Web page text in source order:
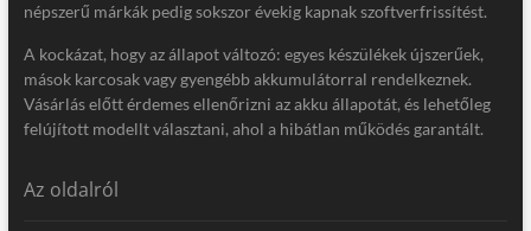
népszerű márkák pedig sokszor évekig kapnak szoftverfrissítést.
A kockázat, hogy az állapot változó: egyes készülékek újszerűek,
mások karcosak vagy gyengébb akkumulátorral rendelkeznek.
Vásárlás előtt érdemes ellenőrizni az akku állapotát, és lehetőleg
felújított modellt választani, ahol a hibátlan működés garantált.
Az oldalról